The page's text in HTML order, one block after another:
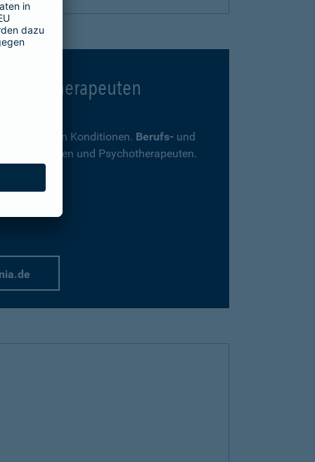
günstigen Konditionen. Berufs- und
Psychologen und Psychotherapeuten.